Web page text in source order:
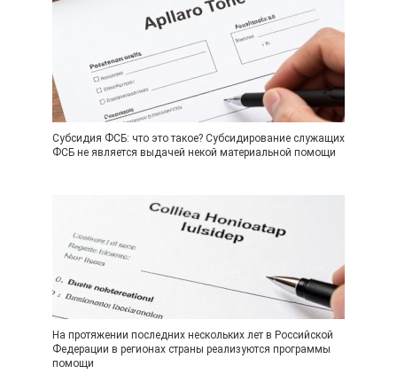
Субсидия ФСБ: что это такое? Субсидирование служащих
ФСБ не является выдачей некой материальной помощи
На протяжении последних нескольких лет в Российской
Федерации в регионах страны реализуются программы
помощи